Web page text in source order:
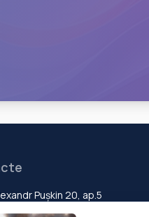
Pușkin 20, ap.5
MD-2012, Republica Moldova